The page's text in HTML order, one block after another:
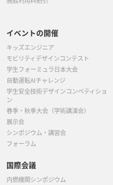
イベントの開催
キッズエンジニア
モビリティデザインコンテスト
学生フォーミュラ日本大会
自動運転AIチャレンジ
学生安全技術デザインコンペティショ
ン
春季・秋季大会（学術講演会）
展示会
シンポジウム・講習会
フォーラム
国際会議
内燃機関シンポジウム